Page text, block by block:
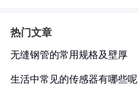
热门文章
无缝钢管的常用规格及壁厚
生活中常见的传感器有哪些呢